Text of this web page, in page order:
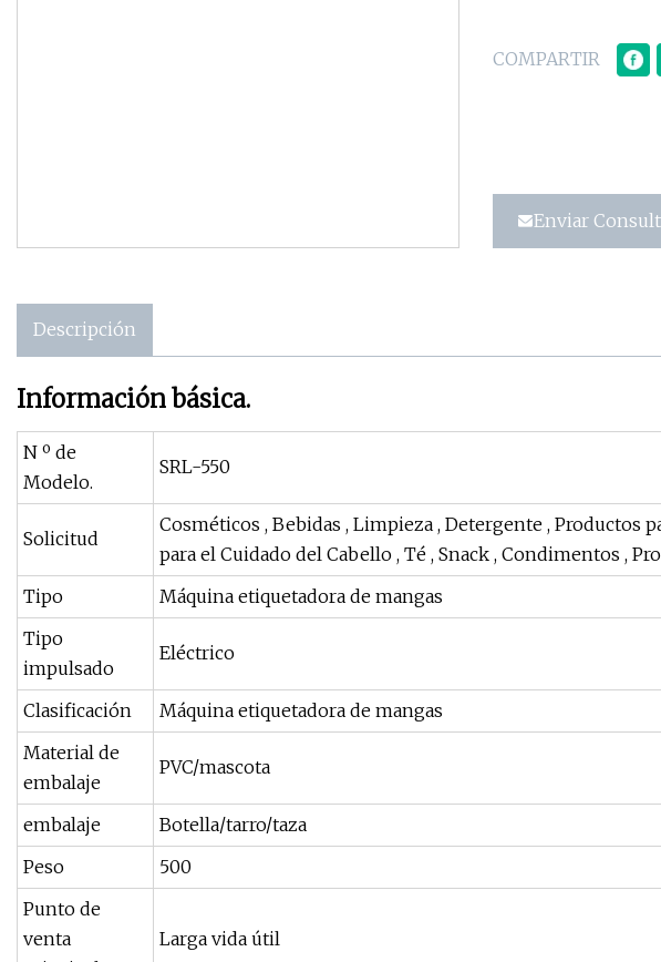
COMPARTIR
Enviar
Descripción
Información básica.
N º de
Modelo.
SRL-550
Solicitud
Cosméticos , Bebidas , Limpieza , Detergente , Productos
para el Cuidado del Cabello , Té , Snack , Condimentos ,
Tipo
Máquina etiquetadora de mangas
Tipo
impulsado
Eléctrico
Clasificación
Máquina etiquetadora de mangas
Material de
embalaje
PVC/mascota
embalaje
Botella/tarro/taza
Peso
500
Punto de
venta
Larga vida útil